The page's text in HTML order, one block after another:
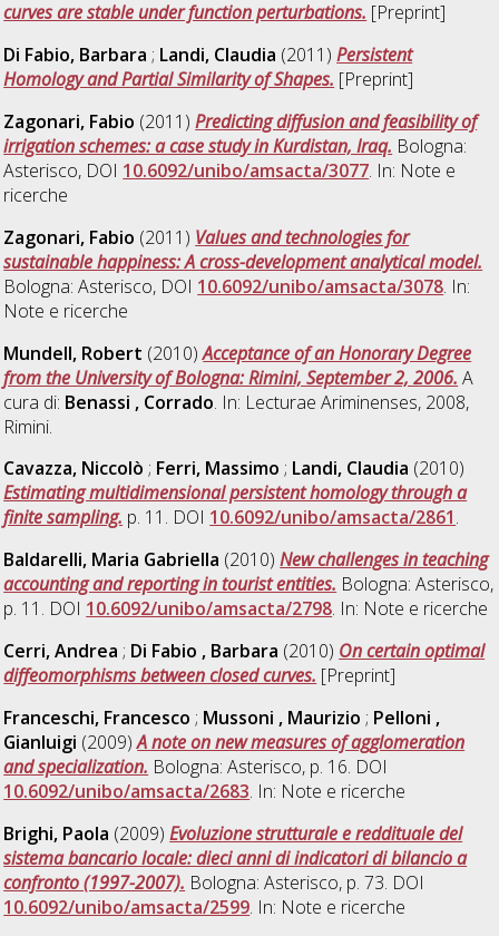
curves are stable under function perturbations. [Preprint]
Di Fabio, Barbara ; Landi, Claudia (2011)Persistent
Homology and Partial Similarity of Shapes. [Preprint]
Zagonari, Fabio (2011)Predicting diffusion and feasibility of
irrigation schemes: a case study in Kurdistan, Iraq. Bologna:
Asterisco, DOI 10.6092/unibo/amsacta/3077. In: Note e
ricerche
Zagonari, Fabio (2011) Values and technologies for
sustainable happiness: A cross-development analytical model.
Bologna: Asterisco, DOI 10.6092/unibo/amsacta/3078. In:
Note e ricerche
Mundell, Robert (2010)Acceptance of an Honorary Degree
from the University of Bologna: Rimini, September 2, 2006. A
cura di: Benassi , Corrado. In: Lecturae Ariminenses, 2008,
Rimini.
Cavazza, Niccolò ; Ferri, Massimo ; Landi, Claudia (2010)
Estimating multidimensional persistent homology through a
finite sampling. p. 11. DOI 10.6092/unibo/amsacta/2861.
Baldarelli, Maria Gabriella (2010)New challenges in teaching
accounting and reporting in tourist entities. Bologna: Asterisco,
p. 11. DOI 10.6092/unibo/amsacta/2798. In: Note e ricerche
Cerri, Andrea ; Di Fabio , Barbara (2010) On certain optimal
diffeomorphisms between closed curves. [Preprint]
Franceschi, Francesco ; Mussoni , Maurizio ; Pelloni ,
Gianluigi (2009)A note on new measures of agglomeration
and specialization. Bologna: Asterisco, p. 16. DOI
10.6092/unibo/amsacta/2683. In: Note e ricerche
Brighi, Paola (2009)Evoluzione strutturale e reddituale del
sistema bancario locale: dieci anni di indicatori di bilancio a
confronto (1997-2007). Bologna: Asterisco, p. 73. DOI
10.6092/unibo/amsacta/2599. In: Note e ricerche